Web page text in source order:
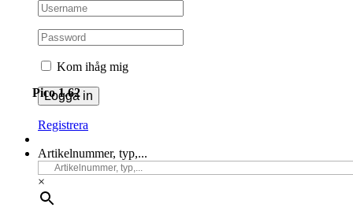
Kom ihåg mig
Registrera
Artikelnummer, typ,...
×
Pico 1.62